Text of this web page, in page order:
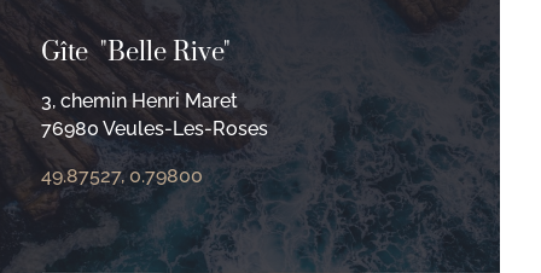
Gîte "Belle Rive"
3, chemin Henri Maret
76980 Veules-Les-Roses
49.87527, 0.79800